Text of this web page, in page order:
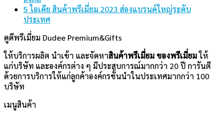
แขวนผนัง|ปากกา เครื่องเขียน|พวงกุญแจ|หมวก|อุปกรณ์มือ
เสื้อ|สายคล้องบัตร
Copyright 2026 ©DUDEE PREMIUM&GIFTS
Search
for:
หน้าแรก
สินค้าทั้งหมด